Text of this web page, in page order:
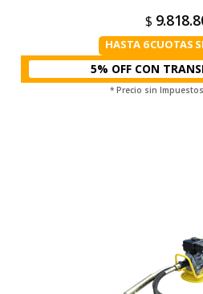
$
HASTA 6 CUOTAS
5% OFF CON
* Precio sin Impuestos